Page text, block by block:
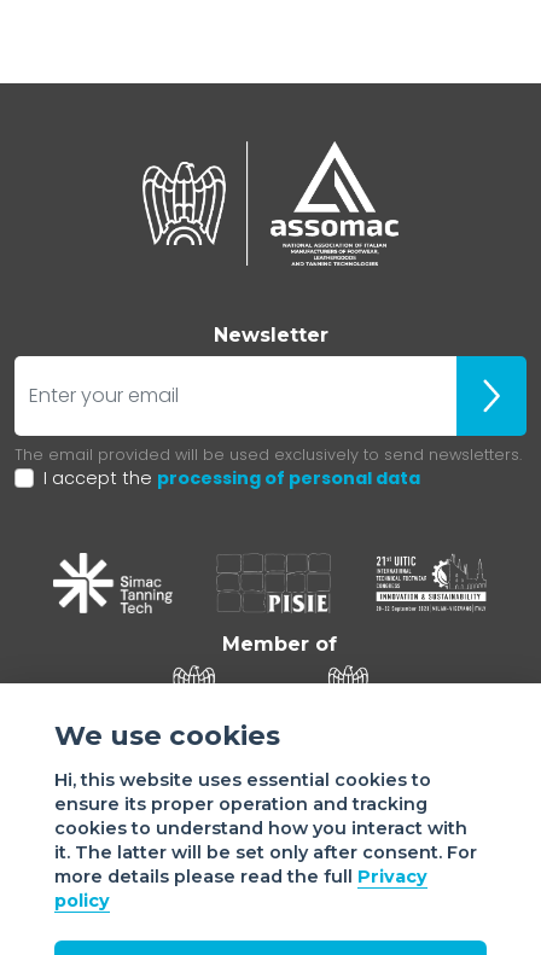
Newsletter
E-mail
The email provided will be used exclusively to send newsletters.
I accept the processing of personal data
Member of
Sede di VIGEVANO: via Matteotti, 4/a - 27029 Vigevano - PV
- Italy | Sede di MILANO: via Tommaso da Cazzaniga 9/4 |
20121 Milano - Italy | Tel.: +39 038 178 883 |
We use cookies
Hi, this website uses essential cookies to
ensure its proper operation and tracking
cookies to understand how you interact with
it. The latter will be set only after consent. For
more details please read the full Privacy
policy